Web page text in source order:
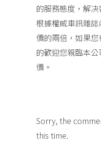
的服務態度，解决
根據權威車訊雜
價的兩倍，如果
的歡迎您親臨本
價。
Sorry, the
this time.